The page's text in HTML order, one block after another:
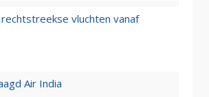
vluchten vanaf
Air India